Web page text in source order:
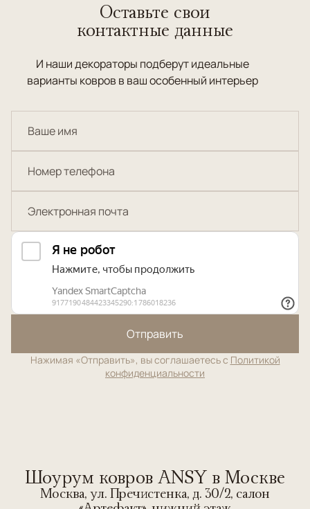
Оставьте свои
контактные данные
И наши декораторы подберут идеальные
варианты ковров в ваш особенный интерьер
Отправить
Нажимая «Отправить», вы соглашаетесь с Политикой
конфиденциальности
Шоурум ковров ANSY в Москве
Москва, ул. Пречистенка, д. 30/2, салон